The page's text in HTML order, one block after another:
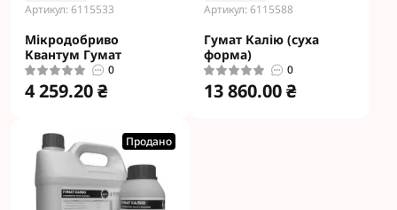
Артикул: 6115533
Мікродобриво
Квантум Гумат
0
4 259.20 ₴
Артикул: 6115588
Гумат Калію (суха
форма)
0
13 860.00 ₴
Продано